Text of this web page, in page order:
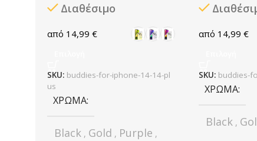
Διαθέσιμο
14,99 €
SKU: buddies-for-iphone-14-14-pl
us
ΧΡΏΜΑ
Black , Gold , Purple ,
14,99 €
SKU: buddies-
ΧΡΏΜΑ
Black ,